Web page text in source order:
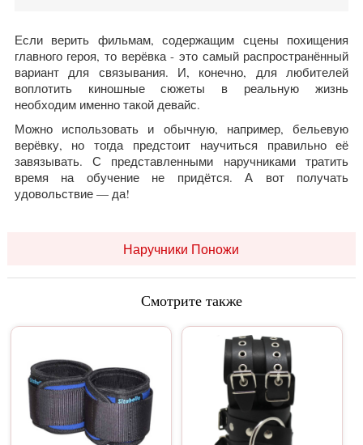
Если верить фильмам, содержащим сцены похищения
главного героя, то верёвка - это самый распространённый
вариант для связывания. И, конечно, для любителей
воплотить киношные сюжеты в реальную жизнь
необходим именно такой девайс.
Можно использовать и обычную, например, бельевую
верёвку, но тогда предстоит научиться правильно её
завязывать. С представленными наручниками тратить
время на обучение не придётся. А вот получать
удовольствие — да!
Наручники Поножи
Смотрите также